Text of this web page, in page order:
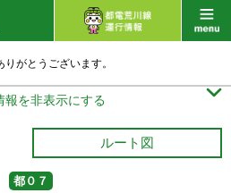
がとうございます。
報を非表示にする 
ルート図
都０７